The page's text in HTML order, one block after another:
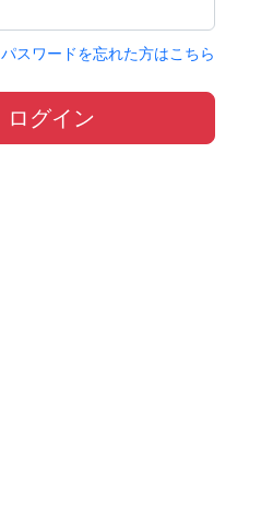
パスワードを忘れた方はこちら
ログイン